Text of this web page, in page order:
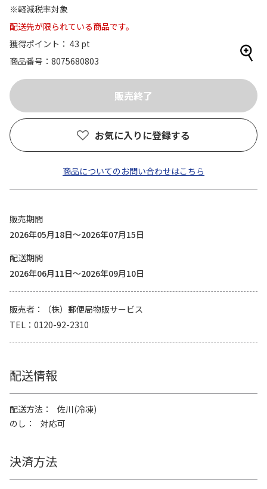
※軽減税率対象
配送先が限られている商品です。
獲得ポイント： 43 pt
商品番号
8075680803
お気に入りに登録する
商品についてのお問い合わせはこちら
販売期間
2026年05月18日～2026年07月15日
配送期間
2026年06月11日～2026年09月10日
販売者
（株）郵便局物販サービス
TEL
0120-92-2310
配送情報
配送方法
佐川(冷凍)
のし
対応可
決済方法